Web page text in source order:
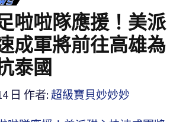
啦啦隊應援！美派
成軍將前往高雄為
泰國
日 作者: 超級寶貝妙妙妙